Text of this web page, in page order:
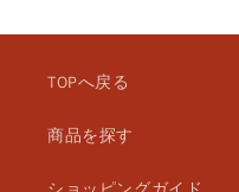
TOPへ戻る
商品を探す